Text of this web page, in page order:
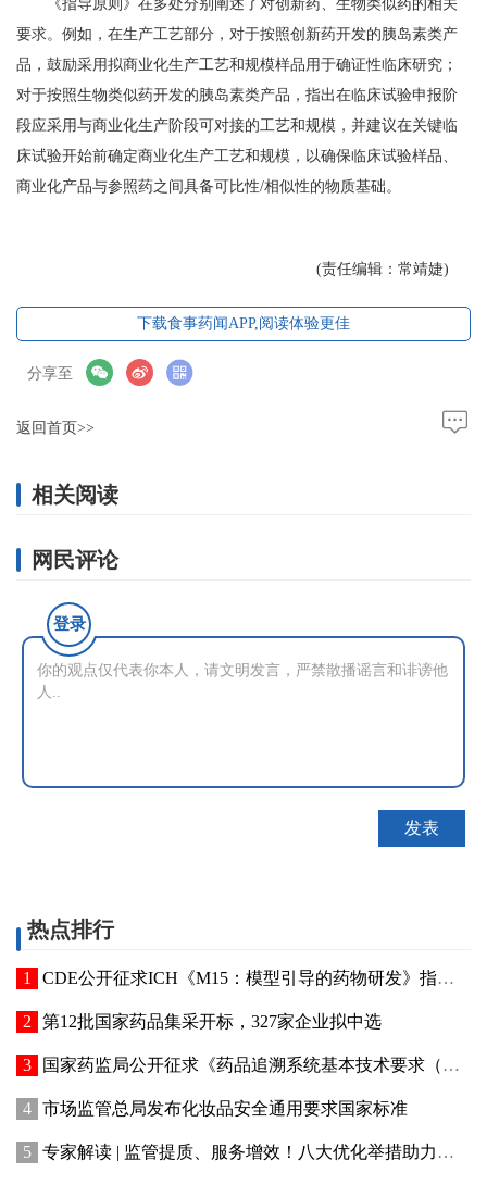
《指导原则》在多处分别阐述了对创新药、生物类似药的相关
要求。例如，在生产工艺部分，对于按照创新药开发的胰岛素类产
品，鼓励采用拟商业化生产工艺和规模样品用于确证性临床研究；
对于按照生物类似药开发的胰岛素类产品，指出在临床试验申报阶
段应采用与商业化生产阶段可对接的工艺和规模，并建议在关键临
床试验开始前确定商业化生产工艺和规模，以确保临床试验样品、
商业化产品与参照药之间具备可比性/相似性的物质基础。
(责任编辑：常靖婕)
下载食事药闻APP,阅读体验更佳
分享至
返回首页>>
相关阅读
网民评论
登录
热点排行
CDE公开征求ICH《M15：模型引导的药物研发》指导原则实施建议和中文翻译稿意见
第12批国家药品集采开标，327家企业拟中选
国家药监局公开征求《药品追溯系统基本技术要求（修订征求意见稿）》意见
市场监管总局发布化妆品安全通用要求国家标准
专家解读 | 监管提质、服务增效！八大优化举措助力提升化妆品行业创新活力